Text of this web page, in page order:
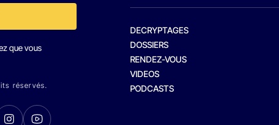
que vous
réservés.
DECRYPTAGES
DOSSIERS
RENDEZ-VOUS
VIDEOS
PODCASTS